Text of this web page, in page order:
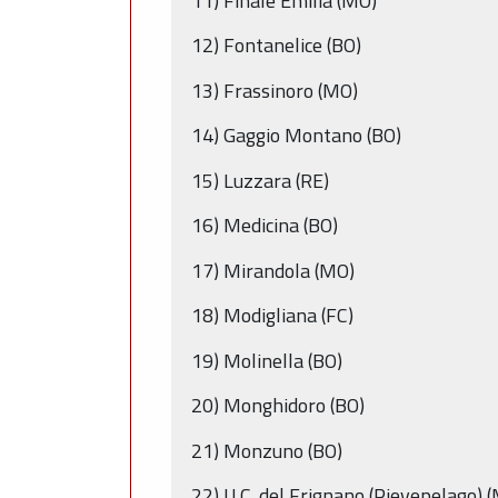
12) Fontanelice (BO)
13) Frassinoro (MO)
14) Gaggio Montano (BO)
15) Luzzara (RE)
16) Medicina (BO)
17) Mirandola (MO)
18) Modigliana (FC)
19) Molinella (BO)
20) Monghidoro (BO)
21) Monzuno (BO)